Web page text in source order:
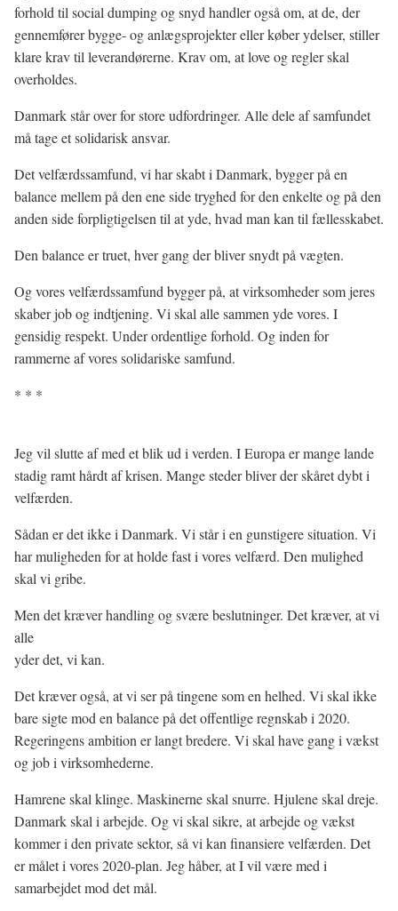
forhold til social dumping og snyd handler også om, at de, der
gennemfører bygge- og anlægsprojekter eller køber ydelser, stiller
klare krav til leverandørerne. Krav om, at love og regler skal
overholdes.
Danmark står over for store udfordringer. Alle dele af samfundet
må tage et solidarisk ansvar.
Det velfærdssamfund, vi har skabt i Danmark, bygger på en
balance mellem på den ene side tryghed for den enkelte og på den
anden side forpligtigelsen til at yde, hvad man kan til fællesskabet.
Den balance er truet, hver gang der bliver snydt på vægten.
Og vores velfærdssamfund bygger på, at virksomheder som jeres
skaber job og indtjening. Vi skal alle sammen yde vores. I
gensidig respekt. Under ordentlige forhold. Og inden for
rammerne af vores solidariske samfund.
* * *
Jeg vil slutte af med et blik ud i verden. I Europa er mange lande
stadig ramt hårdt af krisen. Mange steder bliver der skåret dybt i
velfærden.
Sådan er det ikke i Danmark. Vi står i en gunstigere situation. Vi
har muligheden for at holde fast i vores velfærd. Den mulighed
skal vi gribe.
Men det kræver handling og svære beslutninger. Det kræver, at vi
alle
yder det, vi kan.
Det kræver også, at vi ser på tingene som en helhed. Vi skal ikke
bare sigte mod en balance på det offentlige regnskab i 2020.
Regeringens ambition er langt bredere. Vi skal have gang i vækst
og job i virksomhederne.
Hamrene skal klinge. Maskinerne skal snurre. Hjulene skal dreje.
Danmark skal i arbejde. Og vi skal sikre, at arbejde og vækst
kommer i den private sektor, så vi kan finansiere velfærden. Det
er målet i vores 2020-plan. Jeg håber, at I vil være med i
samarbejdet mod det mål.